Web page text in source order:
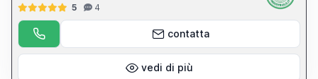
5
4
contatta
vedi di più